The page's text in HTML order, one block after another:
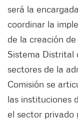
será la
coordinar la
de la creación
Sistema Distrital
sectores de la
Comisión se
las instituciones
el sector privado